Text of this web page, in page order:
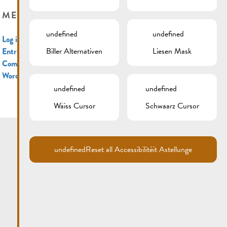
META
Log in
Entries feed
Comments feed
WordPress.org
undefined
Biller Alternativen
undefined
Liesen Mask
undefined
Wäiss Cursor
undefined
Schwaarz Cursor
undefinedReset all Accessibilitéit Astellunge